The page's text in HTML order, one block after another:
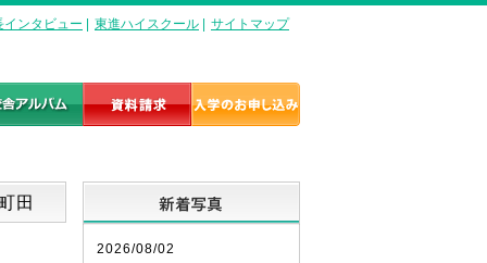
インタビュー 東進ハイスクール サイトマップ
田
2026/08/02